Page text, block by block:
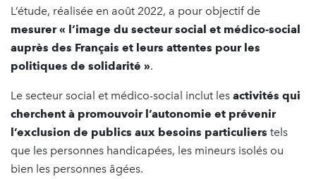
L’étude, réalisée en août 2022, a pour objectif de
mesurer« l’image du secteur social et médico-social
auprès des Français et leurs attentes pour les
politiques de solidarité ».
Le secteur social et médico-social inclut les activités qui
cherchent à promouvoir l’autonomie et prévenir
l’exclusion de publics aux besoins particuliers tels
que les personnes handicapées, les mineurs isolés ou
bien les personnes âgées.